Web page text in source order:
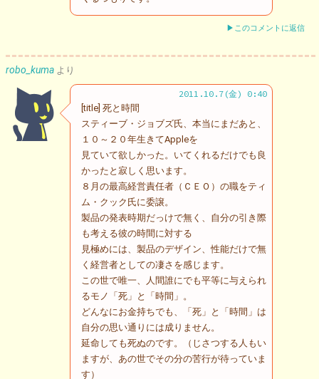
▶このコメントに返信
robo_kuma より
2011.10.7(金) 0:40
[title] 死と時間
スティーブ・ジョブズ氏、本当にまだあと、
１０～２０年生きてAppleを
見ていて欲しかった。いてくれるだけでも良
かったと寂しく思います。
８月の最高経営責任者（ＣＥＯ）の職をティ
ム・クック氏に委譲。
製品の発表時期だっけで無く、自分の引き際
も考える彼の時間に対する
見極めには、製品のデザイン、性能だけで無
く経営者としての凄さを感じます。
この世で唯一、人間誰にでも平等に与えられ
るモノ「死」と「時間」。
どんなにお金持ちでも、「死」と「時間」は
自分の思い通りには成りません。
延命しても死ぬのです。（じさつする人もい
ますが、あの世でその分の苦行が待っていま
す）